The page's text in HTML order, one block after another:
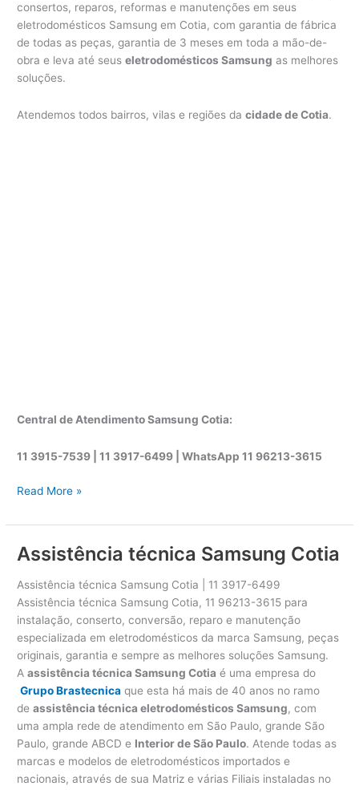
consertos, reparos, reformas e manutenções em seus
eletrodomésticos Samsung em Cotia, com garantia de fábrica
de todas as peças, garantia de 3 meses em toda a mão-de-
obra e leva até seuseletrodomésticos Samsung as melhores
soluções.
Atendemos todos bairros, vilas e regiões dacidade de Cotia.
Central de Atendimento Samsung Cotia:
11 3915-7539 | 11 3917-6499 |WhatsApp11 96213-3615
A
s
s
t
ê
n
a
é
n
Read More »
Assistência técnica Samsung Cotia
Assistência técnica Samsung Cotia | 11 3917-6499
Assistência técnica Samsung Cotia, 11 96213-3615 para
instalação, conserto, conversão, reparo e manutenção
especializada em eletrodomésticos da marca Samsung, peças
originais, garantia e sempre as melhores soluções Samsung.
Aassistência técnica Samsung Cotia é uma empresa do
Grupo Brastecnica que esta há mais de 40 anos no ramo
deassistência técnica eletrodomésticos Samsung, com
uma ampla rede de atendimento em São Paulo, grande São
Paulo, grande ABCD e Interior de São Paulo. Atende todas as
marcas e modelos de eletrodomésticos importados e
nacionais, através de sua Matriz e várias Filiais instaladas no